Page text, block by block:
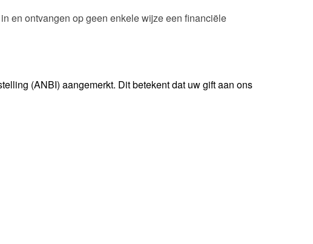
en ontvangen op geen enkele wijze een financiële
(ANBI) aangemerkt. Dit betekent dat uw gift aan ons